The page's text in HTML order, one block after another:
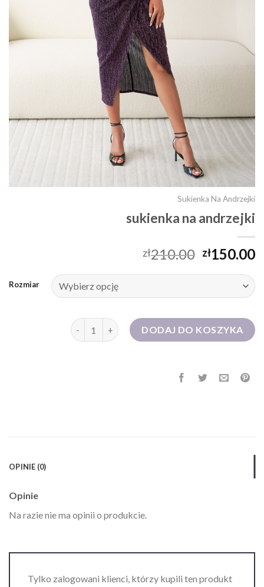
Sukienka Na Andrzejki
sukienka na andrzejki
zł210.00 zł150.00
Rozmiar
ilość sukienka na andrzejkiDODAJ DO KOSZYKA
OPINIE (0)
Opinie
Na razie nie ma opinii o produkcie.
Tylko zalogowani klienci, którzy kupili ten produkt